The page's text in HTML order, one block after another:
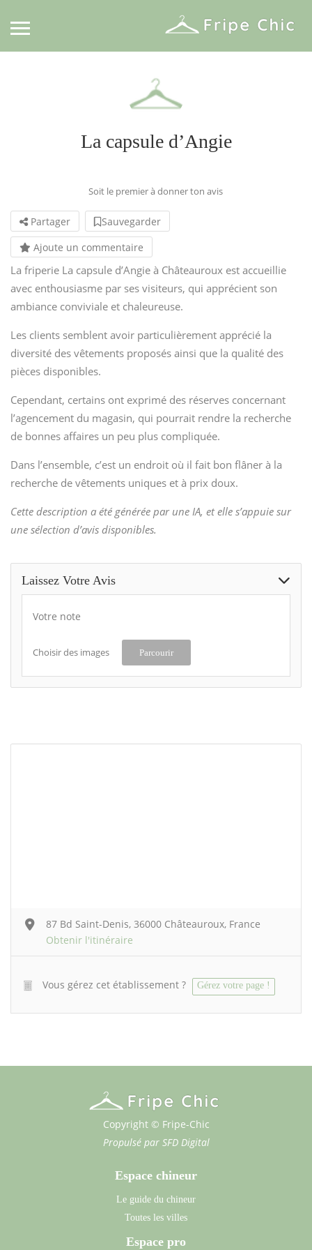
La capsule d’Angie
Soit le premier à donner ton avis
Partager
Sauvegarder
Ajoute un commentaire
La friperie La capsule d’Angie à Châteauroux est accueillie
avec enthousiasme par ses visiteurs, qui apprécient son
ambiance conviviale et chaleureuse.
Les clients semblent avoir particulièrement apprécié la
diversité des vêtements proposés ainsi que la qualité des
pièces disponibles.
Cependant, certains ont exprimé des réserves concernant
l’agencement du magasin, qui pourrait rendre la recherche
de bonnes affaires un peu plus compliquée.
Dans l’ensemble, c’est un endroit où il fait bon flâner à la
recherche de vêtements uniques et à prix doux.
Cette description a été générée par une IA, et elle s’appuie sur
une sélection d’avis disponibles.
Laissez Votre Avis
Votre note
Choisir des images Parcourir
87 Bd Saint-Denis, 36000 Châteauroux, France
Obtenir l'itinéraire
Vous gérez cet établissement ? Gérez votre page !
Copyright © Fripe-Chic
Propulsé par SFD Digital
Espace chineur
Le guide du chineur
Toutes les villes
Espace pro